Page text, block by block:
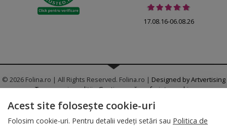
17.08.16-06.08.26
© 2026 Folina.ro | All Rights Reserved. Folina.ro | Designed by Artvertising
•Termene și condiții•Gestionează preferințe cookies
T:+4 0754.069.667
Acest site folosește cookie-uri
Folosim cookie-uri. Pentru detalii vedeți setări sau Politica de